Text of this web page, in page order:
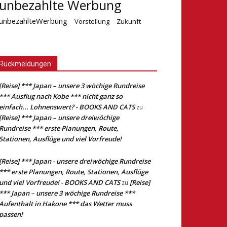
Werbung
Vorstellung Zukunft
*** Japan – unsere 3 wöchige Rundreise
Ausflug nach Kobe *** nicht ganz so
Lohnenswert? - BOOKS AND CATSzu
*** Japan – unsere dreiwöchige
*** erste Planungen, Route,
Ausflüge und viel Vorfreude!
*** Japan - unsere dreiwöchige Rundreise
erste Planungen, Route, Stationen, Ausflüge
viel Vorfreude! - BOOKS AND CATSzu [Reise]
Japan – unsere 3 wöchige Rundreise ***
in Hakone *** das Wetter muss